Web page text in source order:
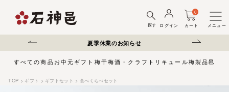
探す ログイン カート
0
メニュー
延について 夏季休業のお知らせ 弊社を装った偽
すべての商品 お中元 ギフト 梅干梅酒・クラフトリキュール梅製品邑じ
TOP ギフト ギフトセット 食べくらべセット